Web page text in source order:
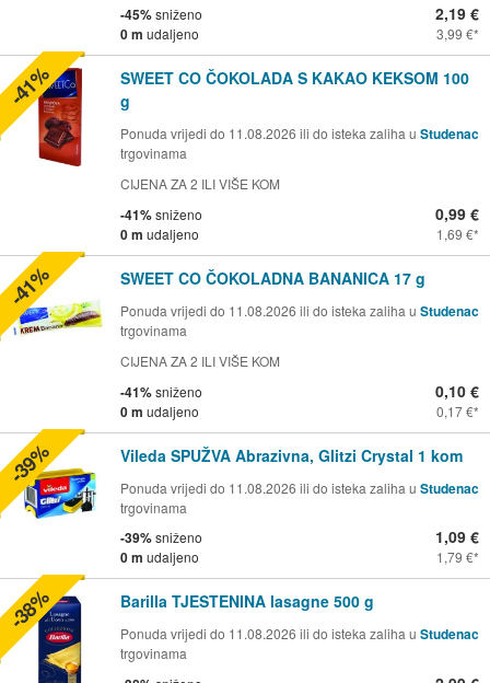
-45%sniženo
0 m udaljeno
2,19 €
3,99 €
SWEET CO ČOKOLADA S KAKAO KEKSOM 100
g
Ponuda vrijedi do 11.08.2026 ili do isteka zaliha u Studenac
trgovinama
CIJENA ZA 2 ILI VIŠE KOM
-41%sniženo
0 m udaljeno
0,99 €
1,69 €
-41%
SWEET CO ČOKOLADNA BANANICA 17 g
Ponuda vrijedi do 11.08.2026 ili do isteka zaliha u Studenac
trgovinama
CIJENA ZA 2 ILI VIŠE KOM
-41%sniženo
0 m udaljeno
0,10 €
0,17 €
-41%
Vileda SPUŽVA Abrazivna, Glitzi Crystal 1 kom
Ponuda vrijedi do 11.08.2026 ili do isteka zaliha u Studenac
trgovinama
-39%sniženo
0 m udaljeno
1,09 €
1,79 €
-39%
Barilla TJESTENINA lasagne 500 g
Ponuda vrijedi do 11.08.2026 ili do isteka zaliha u Studenac
trgovinama
-38%